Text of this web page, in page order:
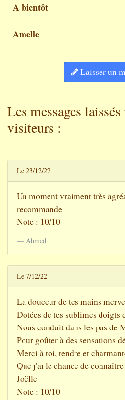
A bientôt
Amelle
Laisser un
Les messages
visiteurs :
Le 23/12/22
Un moment vraiment très
recommande
Note : 10/10
Ahmed
Le 7/12/22
La douceur de tes mains
Dotées de tes sublimes doigts
Nous conduit dans les pas de
Pour goûter à des sensations
Merci à toi, tendre et
Que j'ai le chance de
Joëlle
Note : 10/10